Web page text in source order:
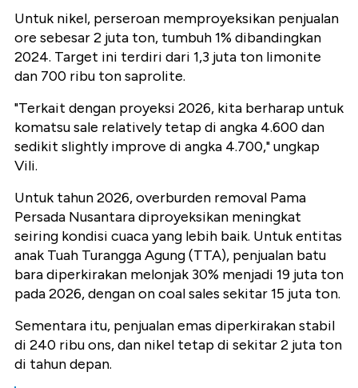
Untuk nikel, perseroan memproyeksikan penjualan
ore sebesar 2 juta ton, tumbuh 1% dibandingkan
2024. Target ini terdiri dari 1,3 juta ton limonite
dan 700 ribu ton saprolite.
"Terkait dengan proyeksi 2026, kita berharap untuk
komatsu sale relatively tetap di angka 4.600 dan
sedikit slightly improve di angka 4.700," ungkap
Vili.
Untuk tahun 2026, overburden removal Pama
Persada Nusantara diproyeksikan meningkat
seiring kondisi cuaca yang lebih baik. Untuk entitas
anak Tuah Turangga Agung (TTA), penjualan batu
bara diperkirakan melonjak 30% menjadi 19 juta ton
pada 2026, dengan on coal sales sekitar 15 juta ton.
Sementara itu, penjualan emas diperkirakan stabil
di 240 ribu ons, dan nikel tetap di sekitar 2 juta ton
di tahun depan.